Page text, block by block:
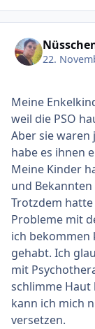
22.
Meine
weil die PSO
Aber sie waren
habe es ihnen
Meine Kinder
und
Trotzdem
Probleme mit
ich bekommen
gehabt. Ich
mit
schlimme Haut
kann ich mich
versetzen.